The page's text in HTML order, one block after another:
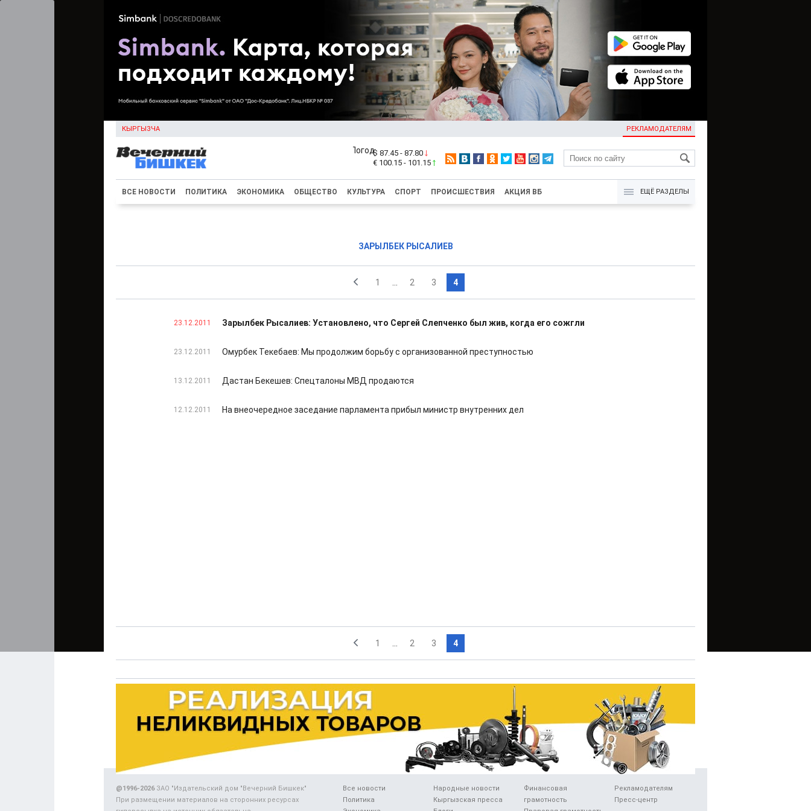
КЫРГЫЗЧА РЕКЛАМОДАТЕЛЯМ
KG
$ 87.45 - 87.80
€ 100.15 - 101.15
ВСЕ НОВОСТИ ПОЛИТИКА ЭКОНОМИКА ОБЩЕСТВО КУЛЬТУРА СПОРТ ПРОИСШЕСТВИЯ АКЦИЯ ВБ ЕЩЁ РАЗДЕЛЫ
ЗАРЫЛБЕК РЫСАЛИЕВ
1 2 3 4
23.12.2011 Зарылбек Рысалиев: Установлено, что Сергей Слепченко был жив, когда его сожгли
23.12.2011 Омурбек Текебаев: Мы продолжим борьбу с организованной преступностью
13.12.2011 Дастан Бекешев: Спецталоны МВД продаются
12.12.2011 На внеочередное заседание парламента прибыл министр внутренних дел
1 2 3 4
Все новости
Политика
Народные новости
Кыргызская пресса
Финансовая
грамотность
Рекламодателям
Пресс-центр
@1996-2026ЗАО "Издательский дом "Вечерний Бишкек"
При размещении материалов на сторонних ресурсах